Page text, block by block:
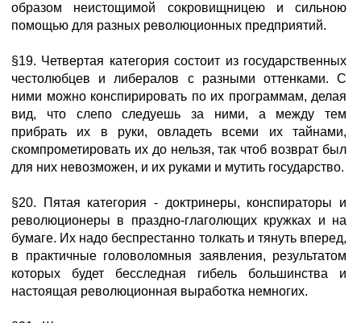
образом неистощимой сокровищницею и сильною
помощью для разных революционных предприятий.
§19. Четвертая категория состоит из государственных
честолюбцев и либералов с разными оттенками. С
ними можно конспирировать по их программам, делая
вид, что слепо следуешь за ними, а между тем
прибрать их в руки, овладеть всеми их тайнами,
скомпрометировать их до нельзя, так чтоб возврат был
для них невозможен, и их руками и мутить государство.
§20. Пятая категория - доктринеры, конспираторы и
революционеры в праздно-глаголющих кружках и на
бумаге. Их надо беспрестанно толкать и тянуть вперед,
в практичные головоломныя заявления, результатом
которых будет бесследная гибель большинства и
настоящая революционная выработка немногих.